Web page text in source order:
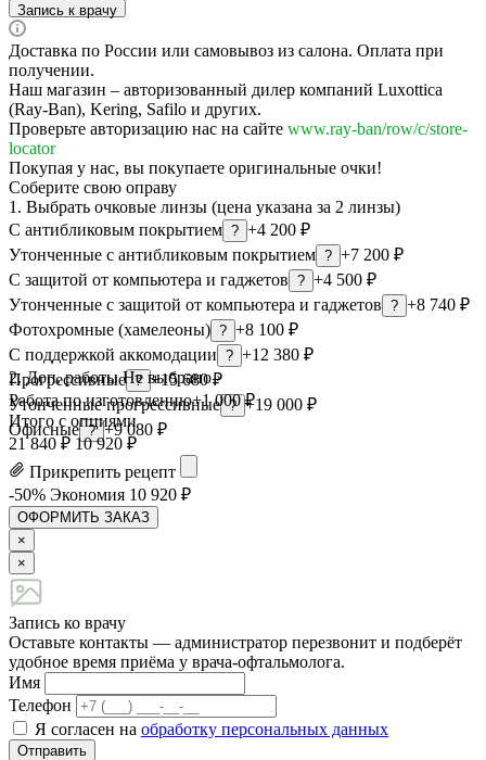
Запись к врачу
Доставка по России или самовывоз из салона. Оплата при
получении.
Наш магазин – авторизованный дилер компаний Luxottica
(Ray-Ban), Kering, Safilo и других.
Проверьте авторизацию нас на сайте www.ray-ban/row/c/store-
locator
Покупая у нас, вы покупаете оригинальные очки!
Соберите свою оправу
1. Выбрать очковые линзы (цена указана за 2 линзы)
С антибликовым покрытием ? +4 200 ₽
Утонченные с антибликовым покрытием ? +7 200 ₽
С защитой от компьютера и гаджетов ? +4 500 ₽
Утонченные с защитой от компьютера и гаджетов ? +8 740 ₽
Фотохромные (хамелеоны) ? +8 100 ₽
С поддержкой аккомодации ? +12 380 ₽
Прогрессивные ? +15 680 ₽
Утонченные прогрессивные ? +19 000 ₽
Офисные ? +9 080 ₽
2. Доп. работы Не выбрано ›
Работа по изготовлению+1 000 ₽
Итого с опциями
21 840 ₽ 10 920 ₽
Прикрепить рецепт
-50% Экономия 10 920 ₽
ОФОРМИТЬ ЗАКАЗ
×
×
Запись ко врачу
Оставьте контакты — администратор перезвонит и подберёт
удобное время приёма у врача-офтальмолога.
Имя
Телефон
Я согласен на обработку персональных данных
Отправить